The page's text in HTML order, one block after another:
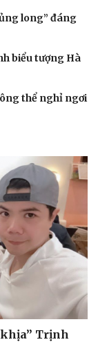
long” đáng
biểu tượng Hà
thể nghỉ ngơi
Trịnh